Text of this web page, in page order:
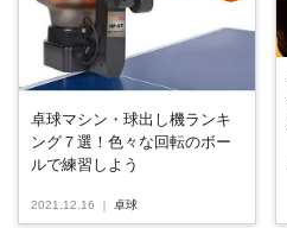
卓球マシン・球出し機ランキ
ング７選！色々な回転のボー
ルで練習しよう
2021.12.16 卓球